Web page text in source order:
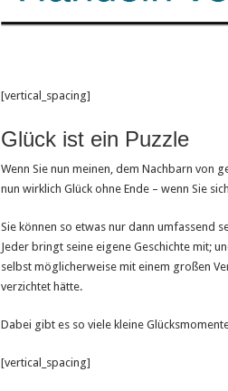
[vertical_spacing]
Glück ist ein Puzzle
Wenn Sie nun meinen, dem Nachbarn von
nun wirklich Glück ohne Ende – wenn Sie
Sie können so etwas nur dann umfassend
Jeder bringt seine eigene Geschichte mit;
selbst möglicherweise mit einem großen
verzichtet hätte.
Dabei gibt es so viele kleine
[vertical_spacing]